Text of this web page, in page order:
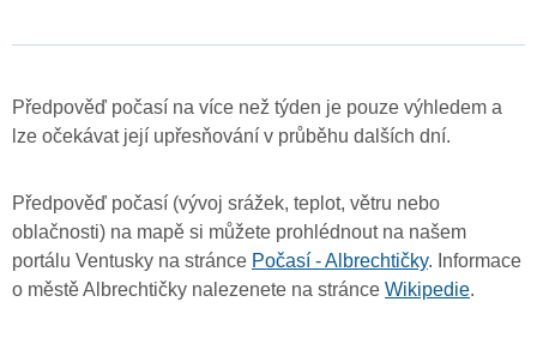
Předpověď počasí na více než týden je pouze výhledem a
lze očekávat její upřesňování v průběhu dalších dní.
Předpověď počasí (vývoj srážek, teplot, větru nebo
oblačnosti) na mapě si můžete prohlédnout na našem
portálu Ventusky na stránce Počasí - Albrechtičky. Informace
o městě Albrechtičky nalezenete na stránce Wikipedie.